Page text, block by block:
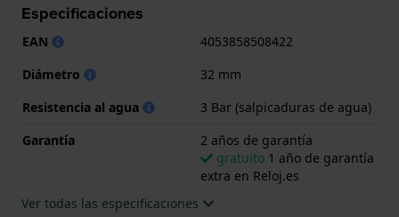
Especificaciones
EAN
4053858508422
Diámetro
32 mm
Resistencia al agua
3 Bar (salpicaduras de agua)
Garantía
2 años de garantía
gratuito 1 año de garantía
extra en Reloj.es
Ver todas las especificaciones